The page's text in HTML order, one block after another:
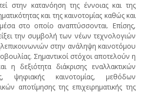
στην κατανόηση της έννοιας και της
και της καινοτομίας καθώς και
στο οποίο αναπτύσσονται. Επίσης,
την συμβολή των νέων τεχνολογιών
στην ανάληψη καινοτόμου
Σημαντικοί στόχοι αποτελούν η
η δεξιότητα διάκρισης εναλλακτικών
ψηφιακής καινοτομίας, μεθόδων
αποτίμησης της επιχειρηματικής της